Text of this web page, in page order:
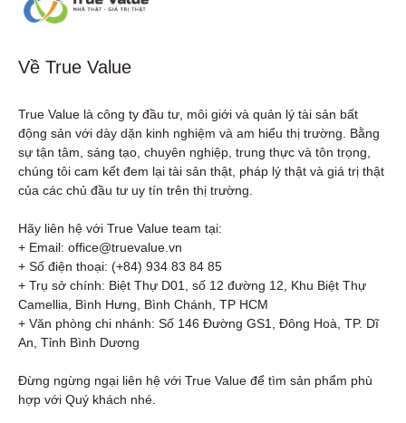
Về True Value
True Value là công ty đầu tư, môi giới và quản lý tài sản bất
động sản với dày dặn kinh nghiệm và am hiểu thị trường. Bằng
sự tận tâm, sáng tạo, chuyên nghiệp, trung thực và tôn trọng,
chúng tôi cam kết đem lại tài sản thật, pháp lý thật và giá trị thật
của các chủ đầu tư uy tín trên thị trường.
Hãy liên hệ với True Value team tại:
+ Email: office@truevalue.vn
+ Số điện thoại: (+84) 934 83 84 85
+ Trụ sở chính: Biệt Thự D01, số 12 đường 12, Khu Biệt Thự
Camellia, Bình Hưng, Bình Chánh, TP HCM
+ Văn phòng chi nhánh: Số 146 Đường GS1, Đông Hoà, TP. Dĩ
An, Tỉnh Bình Dương
Đừng ngừng ngại liên hệ với True Value để tìm sản phẩm phù
hợp với Quý khách nhé.